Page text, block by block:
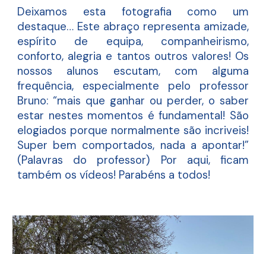
Deixamos esta fotografia como um
destaque… Este abraço representa amizade,
espírito de equipa, companheirismo,
conforto, alegria e tantos outros valores! Os
nossos alunos escutam, com alguma
frequência, especialmente pelo professor
Bruno: “mais que ganhar ou perder, o saber
estar nestes momentos é fundamental! São
elogiados porque normalmente são incriveis!
Super bem comportados, nada a apontar!”
(Palavras do professor) Por aqui, ficam
também os vídeos! Parabéns a todos!